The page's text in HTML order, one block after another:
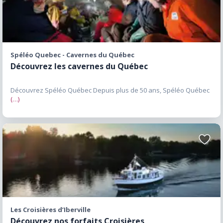
visiteurs peuvent choisir parmi plusieurs
hôtels, auberges, gîtes, chalets et
hébergements situés près des principaux
regroupe plusieurs établissements offrant un
accès facile aux activités, aux événements et
aux attractions locales. Les hébergements
pleinement du cadre naturel exceptionnel de la
région. Les couples apprécient
particulièrement les auberges de charme et les
établissements offrant une ambiance paisible
à proximité des attraits touristiques. Festivals
et événements dans le Haut-Richelieu
sur-Richelieu demeure l’événement phare de la
favoris
Spéléo Quebec - Cavernes du Québec
Découvrez les cavernes du Québec
Découvrez Spéléo Québec Depuis plus de 50 ans, Spéléo Québec
(…)
favoris
Les Croisières d’Iberville
Découvrez nos forfaits Croisières